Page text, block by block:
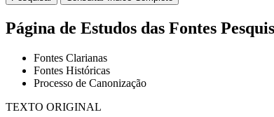
Página de Estudos das Fontes
Fontes Clarianas
Fontes Históricas
Processo de Canonização
TEXTO ORIGINAL